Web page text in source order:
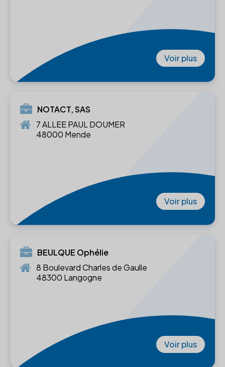
Voir plus
NOTACT, SAS
7 ALLEE PAUL DOUMER
48000 Mende
Voir plus
BEULQUE Ophélie
8 Boulevard Charles de Gaulle
48300 Langogne
Voir plus